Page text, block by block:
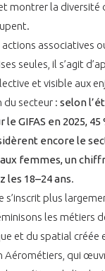
montrer la diversité
associatives
seules, il s’agit
et visible aux
du secteur : selon
GIFAS en 2025, 45
encore le
femmes, un
les 18–24 ans.
s’inscrit plus
les métiers
et du spatial créée
Aérométiers, qui